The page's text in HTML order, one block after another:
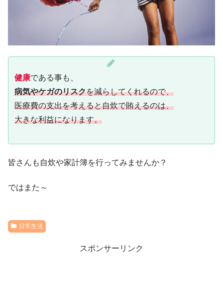
健康である事も、
病気やケガのリスクを減らしてくれるので、
医療費の支出を考えると自炊で賄えるのは、
大きな利益になります。
皆さんも自炊や家計簿を行ってみませんか？
ではまた～
日常生活
スポンサーリンク